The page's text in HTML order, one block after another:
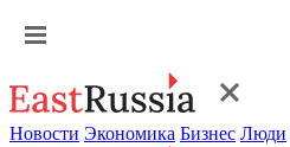
Новости Экономика Бизнес Люди